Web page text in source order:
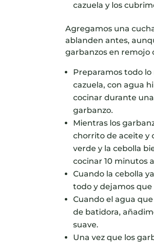
cazuela y los
Agregamos una
ablanden antes,
garbanzos en remojo
Preparamos todo
cazuela, con agua
cocinar durante
garbanzo.
Mientras los
chorrito de aceite y
verde y la cebolla
cocinar 10 minutos
Cuando la cebolla
todo y dejamos que
Cuando el agua
de batidora,
suave.
Una vez que los